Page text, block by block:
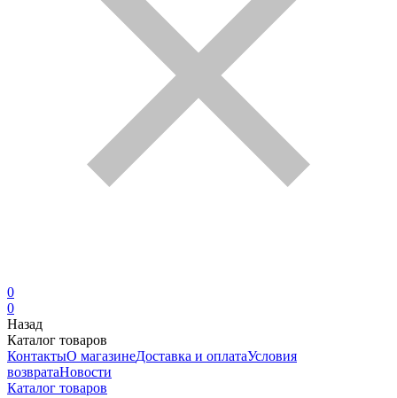
0
0
Назад
Каталог товаров
КонтактыО магазинеДоставка и оплатаУсловия
возвратаНовости
Каталог товаров